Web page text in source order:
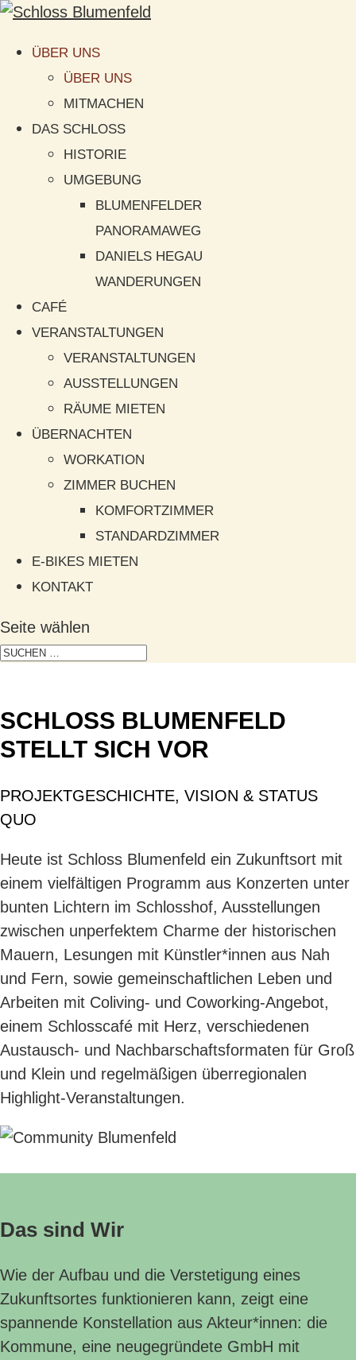
ÜBER UNS
ÜBER UNS
MITMACHEN
DAS SCHLOSS
HISTORIE
UMGEBUNG
BLUMENFELDER
PANORAMAWEG
DANIELS HEGAU
WANDERUNGEN
CAFÉ
VERANSTALTUNGEN
VERANSTALTUNGEN
AUSSTELLUNGEN
RÄUME MIETEN
ÜBERNACHTEN
WORKATION
ZIMMER BUCHEN
KOMFORTZIMMER
STANDARDZIMMER
E-BIKES MIETEN
KONTAKT
Seite wählen
SCHLOSS BLUMENFELD
STELLT SICH VOR
PROJEKTGESCHICHTE, VISION & STATUS
QUO
Heute ist Schloss Blumenfeld ein Zukunftsort mit
einem vielfältigen Programm aus Konzerten unter
bunten Lichtern im Schlosshof, Ausstellungen
zwischen unperfektem Charme der historischen
Mauern, Lesungen mit Künstler*innen aus Nah
und Fern, sowie gemeinschaftlichen Leben und
Arbeiten mit Coliving- und Coworking-Angebot,
einem Schlosscafé mit Herz, verschiedenen
Austausch- und Nachbarschaftsformaten für Groß
und Klein und regelmäßigen überregionalen
Highlight-Veranstaltungen.
Das sind Wir
Wie der Aufbau und die Verstetigung eines
Zukunftsortes funktionieren kann, zeigt eine
spannende Konstellation aus Akteur*innen: die
Kommune, eine neugegründete GmbH mit